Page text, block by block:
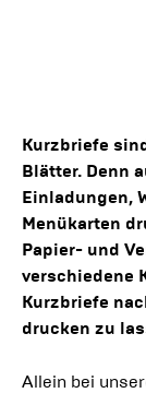
Kurzbriefe
Blätter. Denn
Einladungen,
Menükarten
Papier- und
verschiedene
Kurzbriefe
drucken zu
Allein bei